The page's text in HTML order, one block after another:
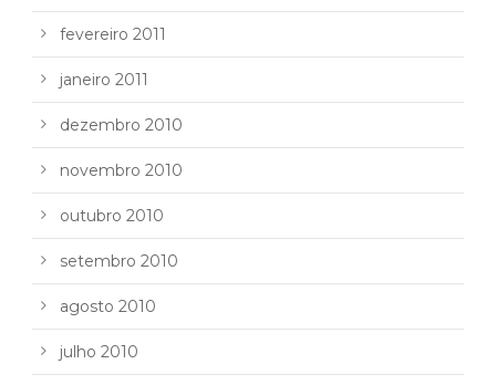
fevereiro 2011
janeiro 2011
dezembro 2010
novembro 2010
outubro 2010
setembro 2010
agosto 2010
julho 2010